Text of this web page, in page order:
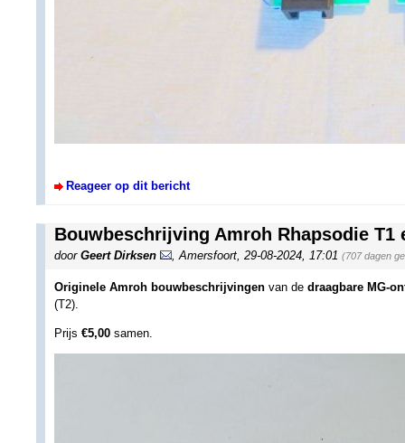
Reageer op dit bericht
Bouwbeschrijving Amroh Rhapsodie T1
door Geert Dirksen Amersfoort 29-08-2024, 17:01 (707 dagen
Originele Amroh bouwbeschrijvingen van de draagbare MG-
(T2).
Prijs €5,00 samen.